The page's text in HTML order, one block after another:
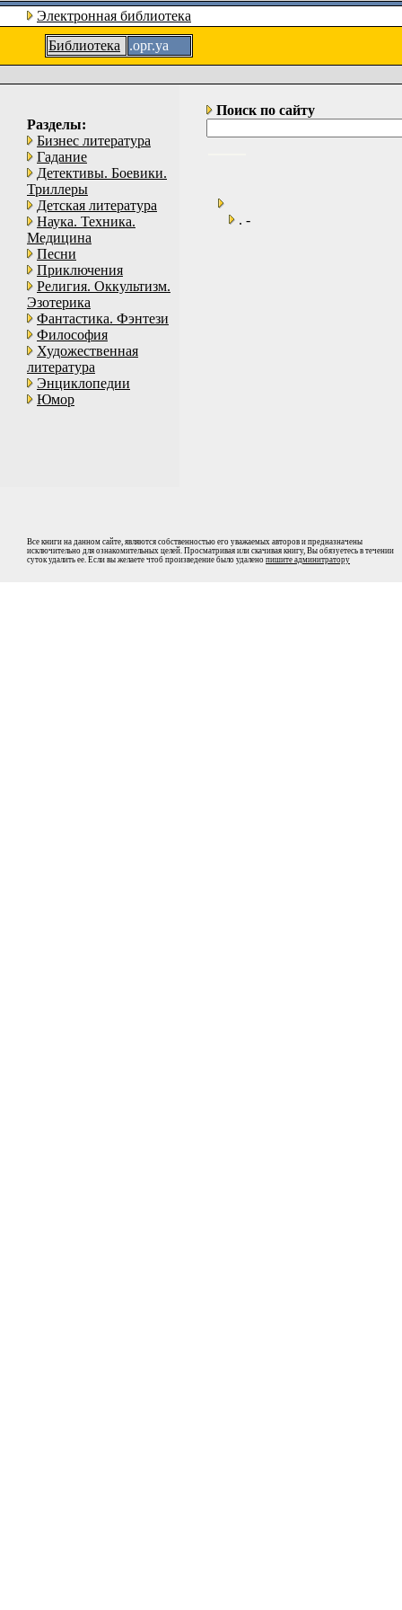
Электронная библиотека
Библиотека
.орг.уа
Разделы:
Бизнес литература
Гадание
Детективы. Боевики.
Триллеры
Детская литература
Наука. Техника.
Медицина
Песни
Приключения
Религия. Оккультизм.
Эзотерика
Фантастика. Фэнтези
Философия
Художественная
литература
Энциклопедии
Юмор
Поиск по сайту
. -
Все книги на данном сайте, являются собственностью его уважаемых авторов и предназначены
исключительно для ознакомительных целей. Просматривая или скачивая книгу, Вы обязуетесь в течении
суток удалить ее. Если вы желаете чтоб произведение было удалено пишите админитратору